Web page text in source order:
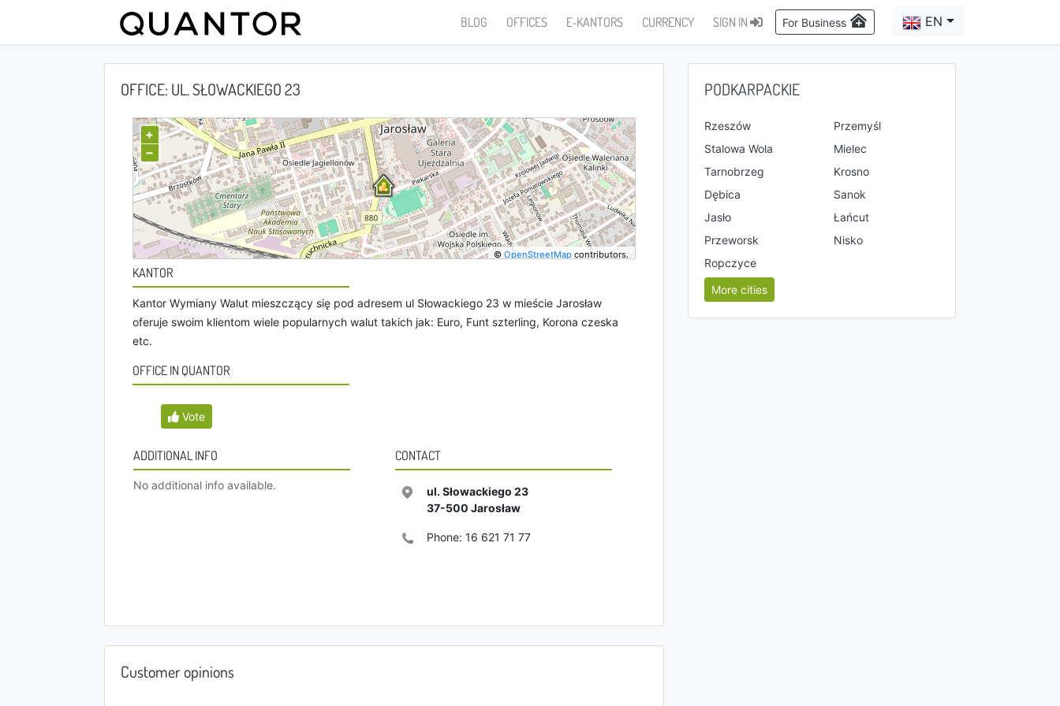
BLOG OFFICES E-KANTORS CURRENCY SIGN IN For Business EN
OFFICE: UL. SŁOWACKIEGO 23
+
−
©OpenStreetMap contributors.
KANTOR
Kantor Wymiany Walut mieszczący się pod adresem ul Słowackiego 23 w mieście Jarosław
oferuje swoim klientom wiele popularnych walut takich jak: Euro, Funt szterling, Korona czeska
etc.
OFFICE IN QUANTOR
Vote
ADDITIONAL INFO
No additional info available.
CONTACT
ul. Słowackiego 23
37-500 Jarosław
Phone: 16 621 71 77
Customer opinions
PODKARPACKIE
Rzeszów
Przemyśl
Stalowa Wola
Mielec
Tarnobrzeg
Krosno
Dębica
Sanok
Jasło
Łańcut
Przeworsk
Nisko
Ropczyce
More cities